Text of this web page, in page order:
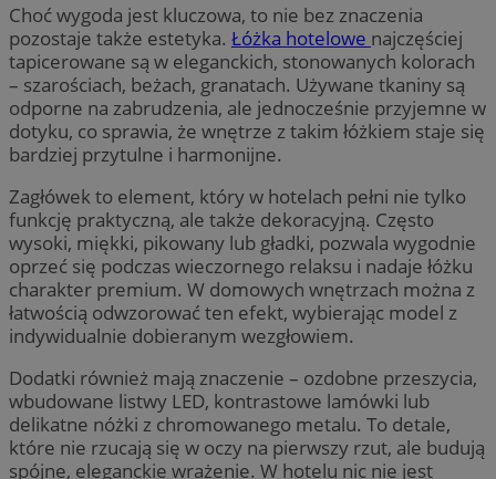
Choć wygoda jest kluczowa, to nie bez znaczenia
pozostaje także estetyka. Łóżka hotelowe najczęściej
tapicerowane są w eleganckich, stonowanych kolorach
– szarościach, beżach, granatach. Używane tkaniny są
odporne na zabrudzenia, ale jednocześnie przyjemne w
dotyku, co sprawia, że wnętrze z takim łóżkiem staje się
bardziej przytulne i harmonijne.
Zagłówek to element, który w hotelach pełni nie tylko
funkcję praktyczną, ale także dekoracyjną. Często
wysoki, miękki, pikowany lub gładki, pozwala wygodnie
oprzeć się podczas wieczornego relaksu i nadaje łóżku
charakter premium. W domowych wnętrzach można z
łatwością odwzorować ten efekt, wybierając model z
indywidualnie dobieranym wezgłowiem.
Dodatki również mają znaczenie – ozdobne przeszycia,
wbudowane listwy LED, kontrastowe lamówki lub
delikatne nóżki z chromowanego metalu. To detale,
które nie rzucają się w oczy na pierwszy rzut, ale budują
spójne, eleganckie wrażenie. W hotelu nic nie jest